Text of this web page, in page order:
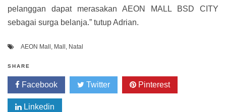
pelanggan dapat merasakan AEON MALL BSD CITY
sebagai surga belanja.” tutup Adrian.
AEON Mall , Mall , Natal
SHARE
Facebook Twitter Pinterest
Linkedin